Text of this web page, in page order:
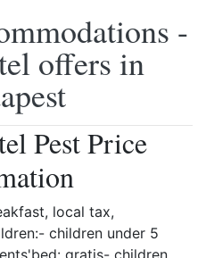
-
offers in
Pest Price
local tax,
children under 5
gratis- children